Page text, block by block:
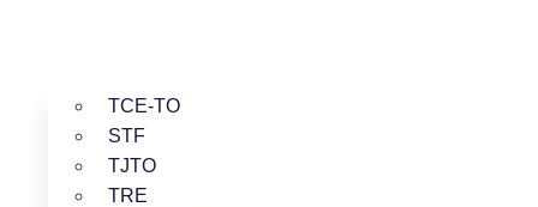
TCE-TO
STF
TJTO
TRE